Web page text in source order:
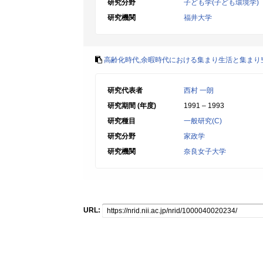
研究分野
子ども学(子ども環境学)
研究機関
福井大学
高齢化時代,余暇時代における集まり生活と集ま
研究代表者
西村 一朗
研究期間 (年度)
1991 – 1993
研究種目
一般研究(C)
研究分野
家政学
研究機関
奈良女子大学
URL: